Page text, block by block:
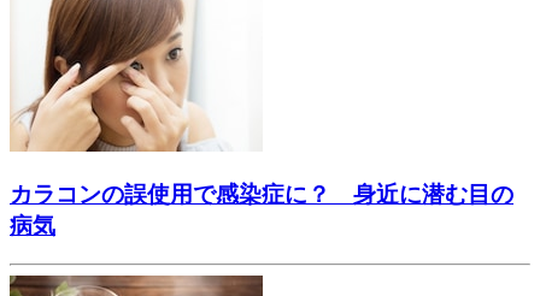
カラコンの誤使用で感染症に？ 身近に潜む目の
病気